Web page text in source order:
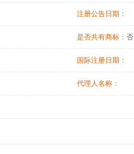
注册公告日期：
是否共有商标： 否
国际注册日期：
代理人名称：